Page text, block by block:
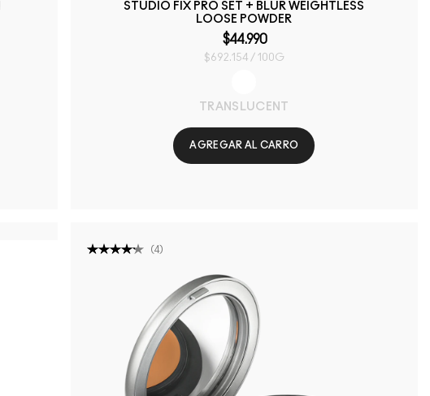
STUDIO FIX PRO SET + BLUR WEIGHTLESS
LOOSE POWDER
$44.990
$692.154 / 100G
TRANSLUCENT
AGREGAR AL CARRO
(4)